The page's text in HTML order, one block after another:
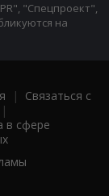
"Спецпроект",
на
| Связаться с
|
в сфере